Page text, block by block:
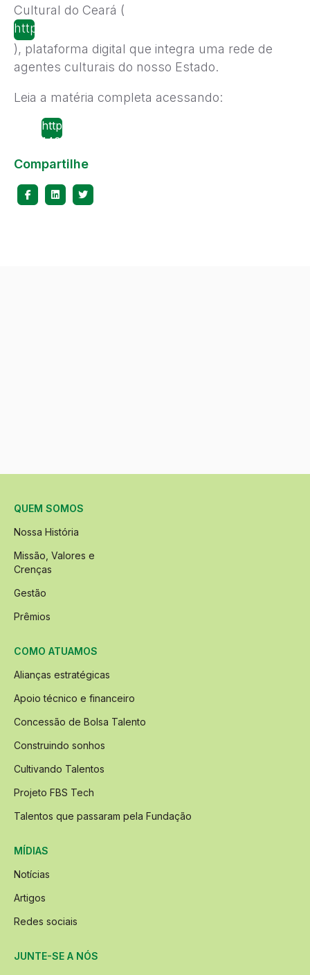
Cultural do Ceará (
http://mapa.cultura.ce.gov.br
), plataforma digital que integra uma rede de
agentes culturais do nosso Estado.
Leia a matéria completa acessando:
http://www.dragaodomar.org.br/noticias/49/
1408-inscricoes-abertas-para-maloca-dragao-
Compartilhe
QUEM SOMOS
Nossa História
Missão, Valores e
Crenças
Gestão
Prêmios
COMO ATUAMOS
Alianças estratégicas
Apoio técnico e financeiro
Concessão de Bolsa Talento
Construindo sonhos
Cultivando Talentos
Projeto FBS Tech
Talentos que passaram pela Fundação
MÍDIAS
Notícias
Artigos
Redes sociais
JUNTE-SE A NÓS